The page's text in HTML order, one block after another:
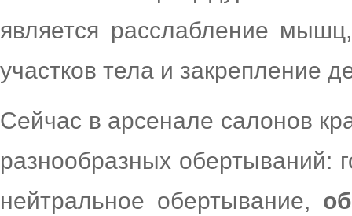
является расслабление
участков тела и закрепление
Сейчас в арсенале салонов
разнообразных обертываний:
нейтральное обертывание,